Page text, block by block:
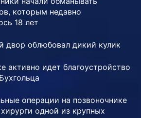
которым недавно
18 лет
двор облюбовал дикий кулик
активно идет благоустройство
операции на позвоночнике
одной из крупных